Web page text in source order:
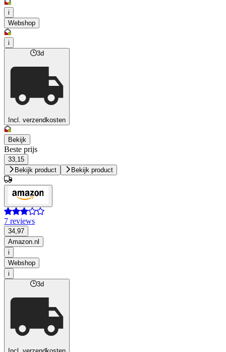
i
Webshop
i
3d
Incl. verzendkosten
Bekijk
Beste prijs
33,15
Bekijk product
Bekijk product
7 reviews
34,97
Amazon.nl
i
Webshop
i
3d